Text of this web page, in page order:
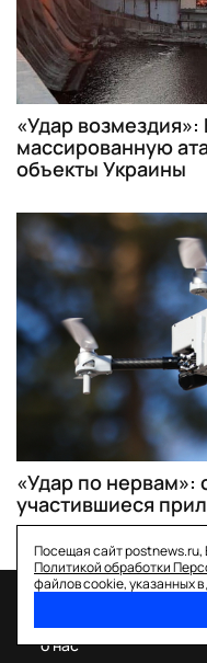
«Удар
массированную
объекты Украины
«Удар по нервам»:
участившиеся
Посещая сайт
Политикой обработки
файлов cookie, указанных
о нас